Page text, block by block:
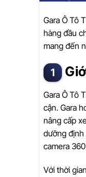
Gara Ô Tô
hàng đầu
mang đến
Gara Ô Tô
cận. Gara
nâng cấp
dưỡng định
camera
Với thời